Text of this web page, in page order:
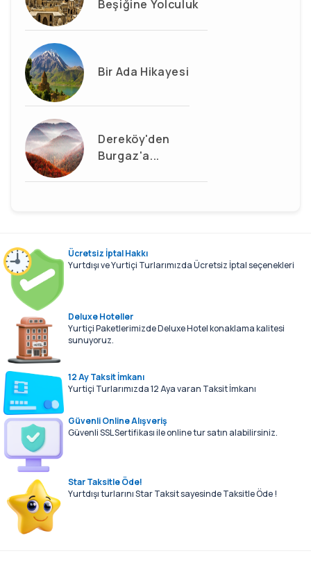
Beşiğine Yolculuk
Bir Ada Hikayesi
Dereköy'den
Burgaz'a...
Ücretsiz İptal Hakkı
Yurtdışı ve Yurtiçi Turlarımızda Ücretsiz İptal seçenekleri
Deluxe Hoteller
Yurtiçi Paketlerimizde Deluxe Hotel konaklama kalitesi
sunuyoruz.
12 Ay Taksit İmkanı
Yurtiçi Turlarımızda 12 Aya varan Taksit İmkanı
Güvenli Online Alışveriş
Güvenli SSL Sertifikası ile online tur satın alabilirsiniz.
Star Taksitle Öde!
Yurtdışı turlarını Star Taksit sayesinde Taksitle Öde !